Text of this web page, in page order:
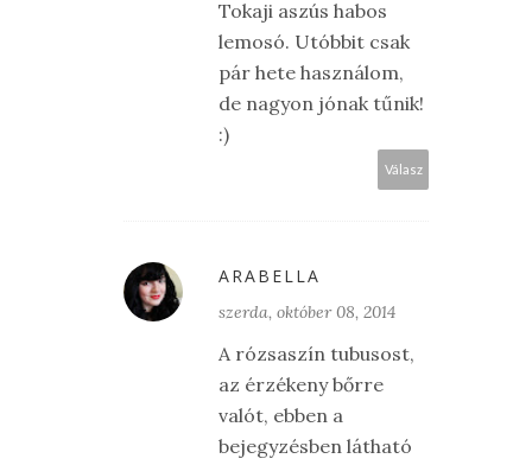
Tokaji aszús habos
lemosó. Utóbbit csak
pár hete használom,
de nagyon jónak tűnik!
:)
Válasz
ARABELLA
szerda, október 08, 2014
A rózsaszín tubusost,
az érzékeny bőrre
valót, ebben a
bejegyzésben látható